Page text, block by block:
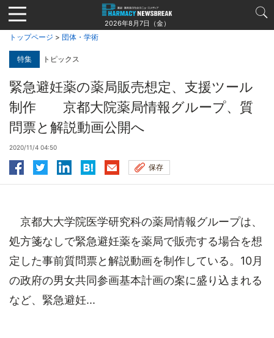
Jump
to
navigation
2026年8月7日（金）
トップページ > 団体・学術
特集 トピックス
緊急避妊薬の薬局販売想定、支援ツール
制作 京都大院薬局情報グループ、質
問票と解説動画公開へ
2020/11/4 04:50
保存
京都大大学院医学研究科の薬局情報グループは、
処方箋なしで緊急避妊薬を薬局で販売する場合を想
定した事前質問票と解説動画を制作している。10月
の政府の男女共同参画基本計画の案に盛り込まれる
など、緊急避妊...